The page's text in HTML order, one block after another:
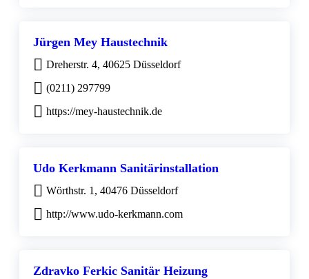
Jürgen Mey Haustechnik
Dreherstr. 4, 40625 Düsseldorf
(0211) 297799
https://mey-haustechnik.de
Udo Kerkmann Sanitärinstallation
Wörthstr. 1, 40476 Düsseldorf
http://www.udo-kerkmann.com
Zdravko Ferkic Sanitär Heizung